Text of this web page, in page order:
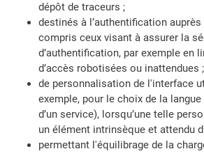
dépôt de traceurs ;
destinés à l’authentification auprès
compris ceux visant à assurer la
d’authentification, par exemple en
d’accès robotisées ou inattendues ;
de personnalisation de l'interface
exemple, pour le choix de la
d’un service), lorsqu’une telle
un élément intrinsèque et attendu
permettant l'équilibrage de la